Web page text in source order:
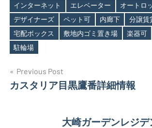
Tags
インターネット
エレベーター
オートロ
デザイナーズ
ペット可 内廊下
分譲賃
宅配ボックス
敷地内ゴミ置き場 楽器可
駐輪場
投
稿
Previous Post
カスタリア目黒鷹番詳細情報
大崎ガーデンレジ